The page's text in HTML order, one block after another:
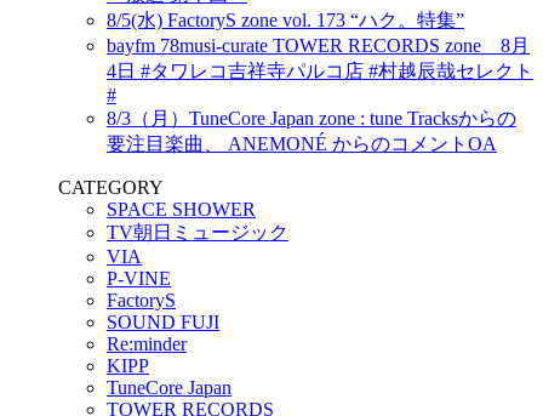
8/5(水) FactoryS zone vol. 173 “ハク。特集”
bayfm 78musi-curate TOWER RECORDS zone 8月
4日 #タワレコ吉祥寺パルコ店 #村越辰哉セレクト
#
8/3（月）TuneCore Japan zone : tune Tracksからの
要注目楽曲、 ANEMONÉ からのコメントOA
CATEGORY
SPACE SHOWER
TV朝日ミュージック
VIA
P-VINE
FactoryS
SOUND FUJI
Re:minder
KIPP
TuneCore Japan
TOWER RECORDS